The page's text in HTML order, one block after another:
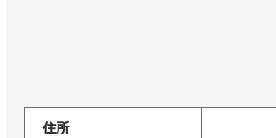
住所